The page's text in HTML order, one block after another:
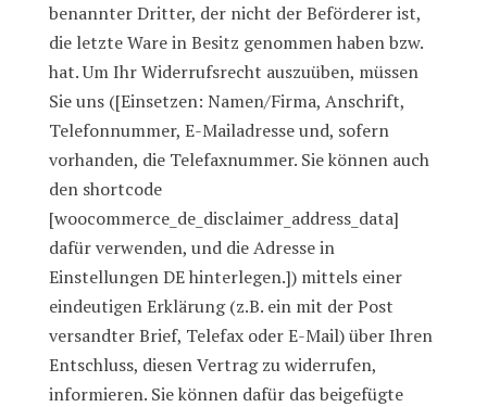
benannter Dritter, der nicht der Beförderer ist,
die letzte Ware in Besitz genommen haben bzw.
hat. Um Ihr Widerrufsrecht auszuüben, müssen
Sie uns ([Einsetzen: Namen/Firma, Anschrift,
Telefonnummer, E-Mailadresse und, sofern
vorhanden, die Telefaxnummer. Sie können auch
den shortcode
[woocommerce_de_disclaimer_address_data]
dafür verwenden, und die Adresse in
Einstellungen DE hinterlegen.]) mittels einer
eindeutigen Erklärung (z.B. ein mit der Post
versandter Brief, Telefax oder E-Mail) über Ihren
Entschluss, diesen Vertrag zu widerrufen,
informieren. Sie können dafür das beigefügte